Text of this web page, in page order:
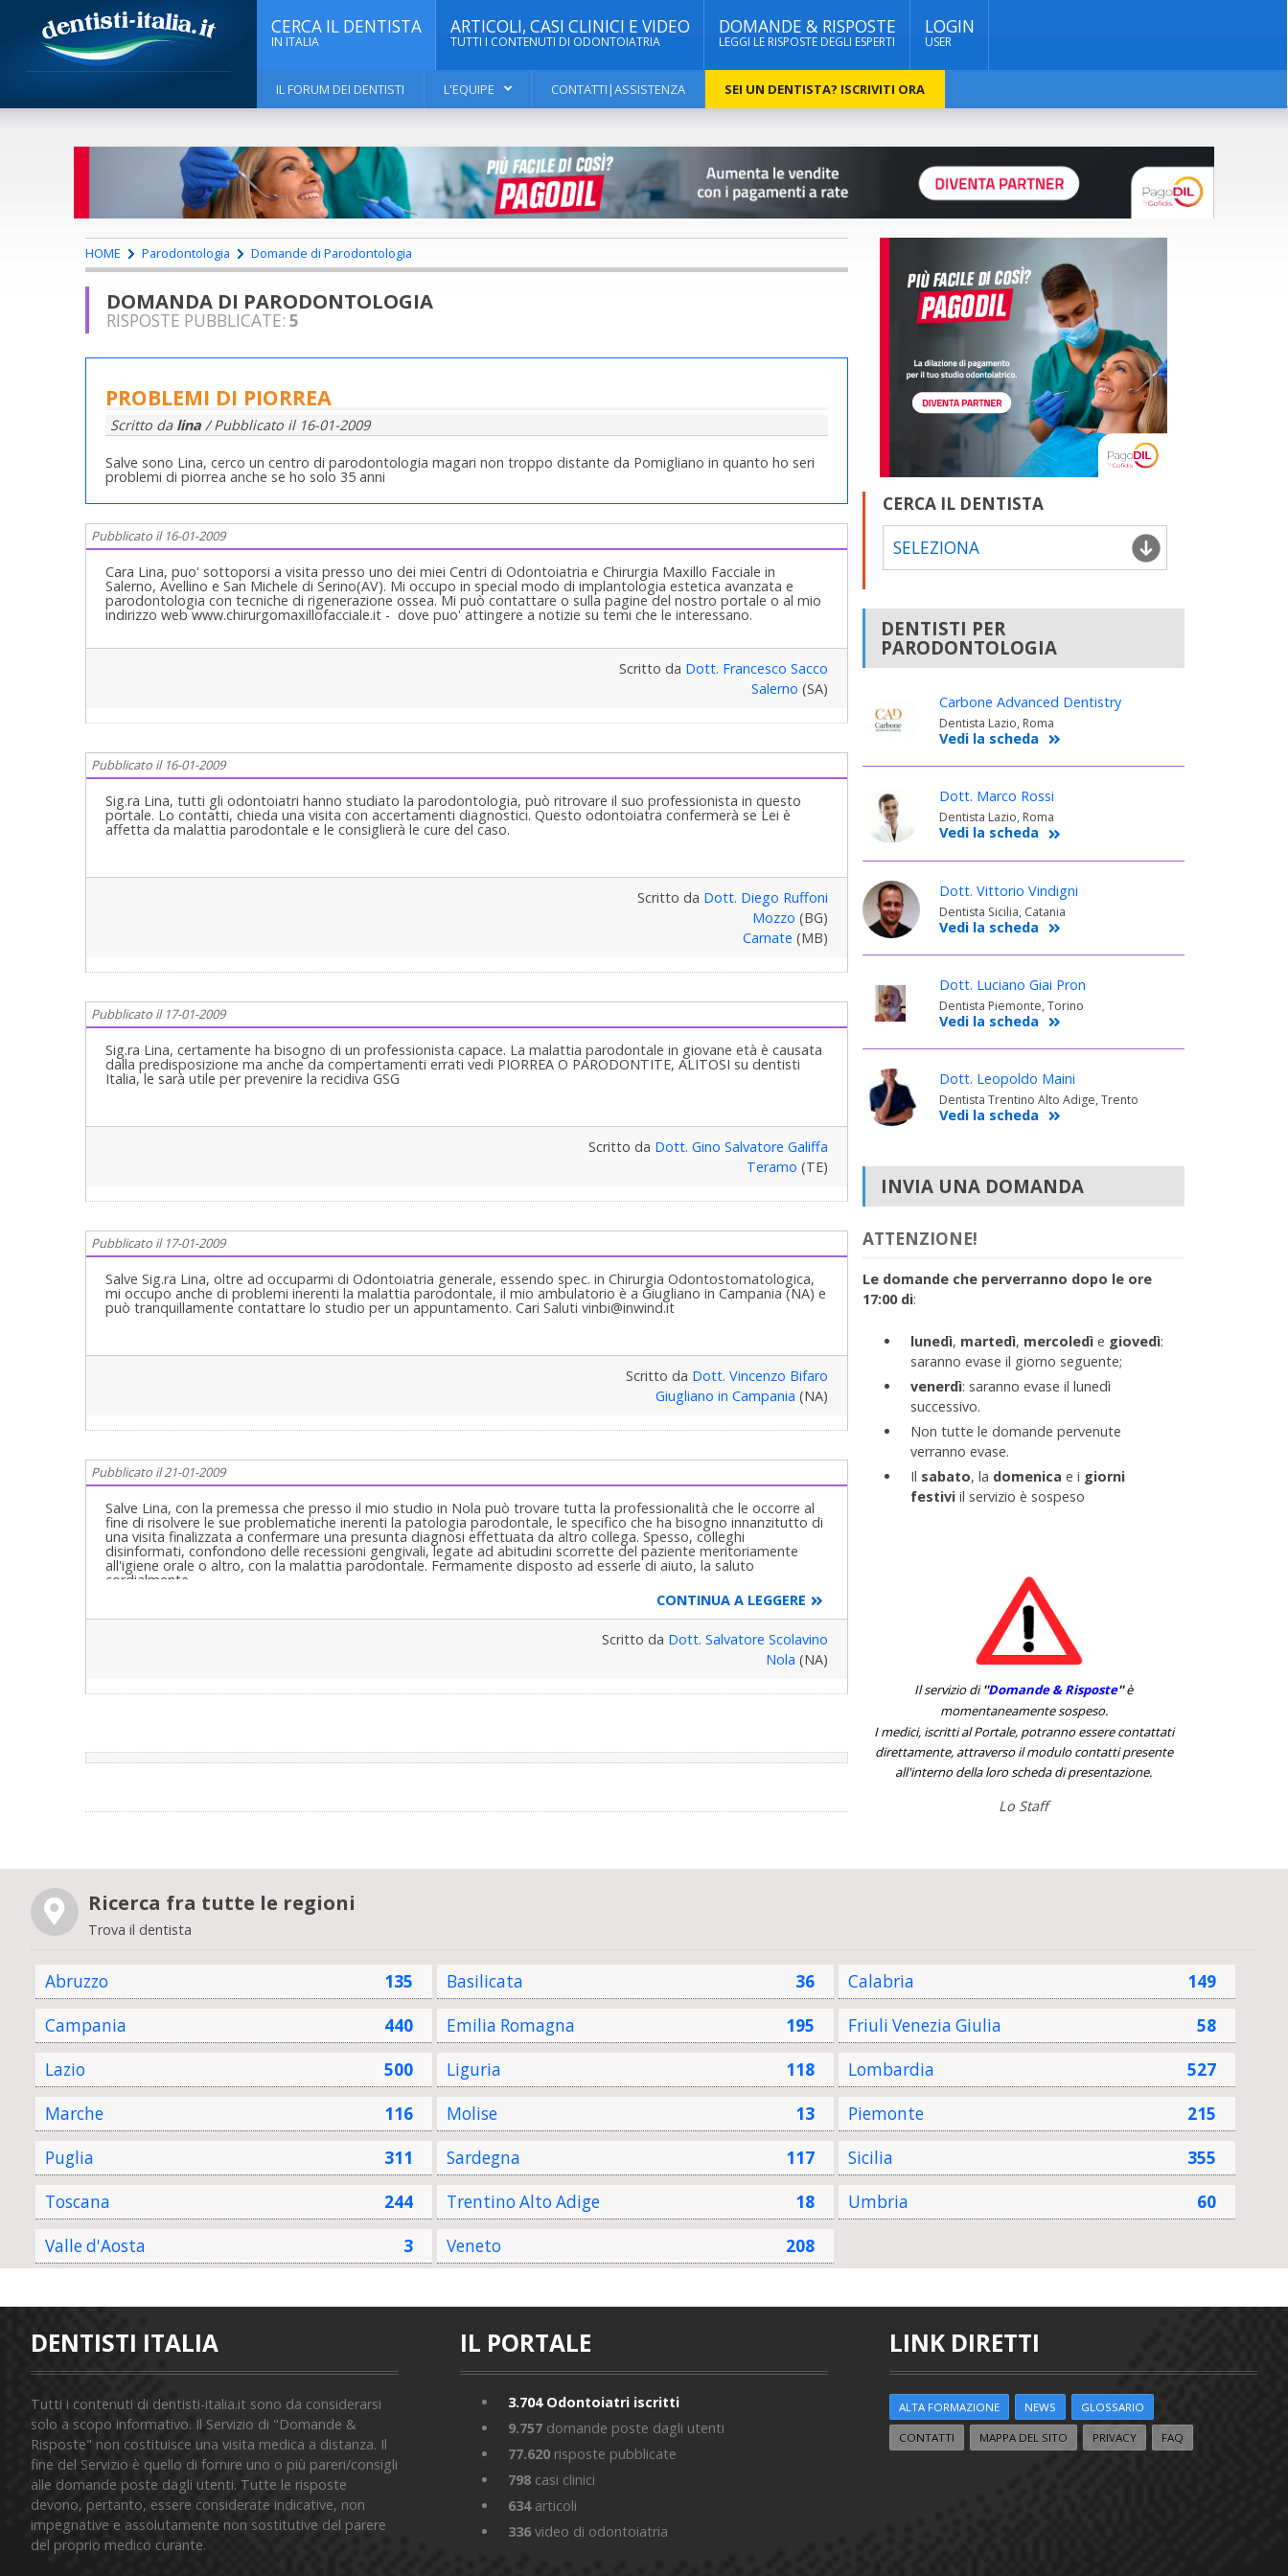
CERCA IL DENTISTA
IN ITALIA
ARTICOLI, CASI CLINICI E VIDEO
TUTTI I CONTENUTI DI ODONTOIATRIA
DOMANDE & RISPOSTE
LEGGI LE RISPOSTE DEGLI ESPERTI
LOGIN
USER
IL FORUM DEI DENTISTI L'EQUIPE CONTATTI|ASSISTENZA SEI UN DENTISTA? ISCRIVITI ORA
HOME Parodontologia Domande di Parodontologia
DOMANDA DI PARODONTOLOGIA
RISPOSTE PUBBLICATE: 5
PROBLEMI DI PIORREA
Scritto da lina / Pubblicato il 16-01-2009
Salve sono Lina, cerco un centro di parodontologia magari non troppo distante da Pomigliano in quanto ho seri
problemi di piorrea anche se ho solo 35 anni
Pubblicato il 16-01-2009
Cara Lina, puo' sottoporsi a visita presso uno dei miei Centri di Odontoiatria e Chirurgia Maxillo Facciale in
Salerno, Avellino e San Michele di Serino(AV). Mi occupo in special modo di implantologia estetica avanzata e
parodontologia con tecniche di rigenerazione ossea. Mi può contattare o sulla pagine del nostro portale o al mio
indirizzo web www.chirurgomaxillofacciale.it - dove puo' attingere a notizie su temi che le interessano.
Scritto da Dott. Francesco Sacco
Salerno (SA)
Pubblicato il 16-01-2009
Sig.ra Lina, tutti gli odontoiatri hanno studiato la parodontologia, può ritrovare il suo professionista in questo
portale. Lo contatti, chieda una visita con accertamenti diagnostici. Questo odontoiatra confermerà se Lei è
affetta da malattia parodontale e le consiglierà le cure del caso.
Scritto da Dott. Diego Ruffoni
Mozzo (BG)
Carnate (MB)
Pubblicato il 17-01-2009
Sig.ra Lina, certamente ha bisogno di un professionista capace. La malattia parodontale in giovane età è causata
dalla predisposizione ma anche da compertamenti errati vedi PIORREA O PARODONTITE, ALITOSI su dentisti
Italia, le sarà utile per prevenire la recidiva GSG
Scritto da Dott. Gino Salvatore Galiffa
Teramo (TE)
Pubblicato il 17-01-2009
Salve Sig.ra Lina, oltre ad occuparmi di Odontoiatria generale, essendo spec. in Chirurgia Odontostomatologica,
mi occupo anche di problemi inerenti la malattia parodontale, il mio ambulatorio è a Giugliano in Campania (NA) e
può tranquillamente contattare lo studio per un appuntamento. Cari Saluti vinbi@inwind.it
Scritto da Dott. Vincenzo Bifaro
Giugliano in Campania (NA)
Pubblicato il 21-01-2009
Salve Lina, con la premessa che presso il mio studio in Nola può trovare tutta la professionalità che le occorre al
fine di risolvere le sue problematiche inerenti la patologia parodontale, le specifico che ha bisogno innanzitutto di
una visita finalizzata a confermare una presunta diagnosi effettuata da altro collega. Spesso, colleghi
disinformati, confondono delle recessioni gengivali, legate ad abitudini scorrette del paziente meritoriamente
all'igiene orale o altro, con la malattia parodontale. Fermamente disposto ad esserle di aiuto, la saluto
cordialmente.
CONTINUA A LEGGERE
Scritto da Dott. Salvatore Scolavino
Nola (NA)
CERCA IL DENTISTA
SELEZIONA
DENTISTI PER
PARODONTOLOGIA
Carbone Advanced Dentistry
Dentista Lazio, Roma
Vedi la scheda
Dott. Marco Rossi
Dentista Lazio, Roma
Vedi la scheda
Dott. Vittorio Vindigni
Dentista Sicilia, Catania
Vedi la scheda
Dott. Luciano Giai Pron
Dentista Piemonte, Torino
Vedi la scheda
Dott. Leopoldo Maini
Dentista Trentino Alto Adige, Trento
Vedi la scheda
INVIA UNA DOMANDA
ATTENZIONE!
Le domande che perverranno dopo le ore
17:00 di:
lunedì, martedì, mercoledì e giovedì:
saranno evase il giorno seguente;
venerdì: saranno evase il lunedì
successivo.
Non tutte le domande pervenute
verranno evase.
Il sabato, la domenica e i giorni
festiviil servizio è sospeso
Il servizio di''Domande & Risposte''è
momentaneamente sospeso.
I medici, iscritti al Portale, potranno essere contattati
direttamente, attraverso il modulo contatti presente
all'interno della loro scheda di presentazione.
Lo Staff
Ricerca fra tutte le regioni
Trova il dentista
Abruzzo 135 Basilicata 36 Calabria
149
Campania
440 Emilia Romagna 195 Friuli Venezia Giulia
58
Lazio
500 Liguria 118 Lombardia
527
Marche
116 Molise 13 Piemonte
215
Puglia
311 Sardegna 117 Sicilia
355
Toscana
244 Trentino Alto Adige 18 Umbria
60
Valle d'Aosta
3 Veneto 208
DENTISTI ITALIA
Tutti i contenuti di dentisti-italia.it sono da considerarsi
solo a scopo informativo. Il Servizio di "Domande &
Risposte" non costituisce una visita medica a distanza. Il
fine del Servizio è quello di fornire uno o più pareri/consigli
alle domande poste dagli utenti. Tutte le risposte
devono, pertanto, essere considerate indicative, non
impegnative e assolutamente non sostitutive del parere
del proprio medico curante.
IL PORTALE
3.704Odontoiatri iscritti
9.757 domande poste dagli utenti
77.620 risposte pubblicate
798 casi clinici
634articoli
336 video di odontoiatria
LINK DIRETTI
ALTA FORMAZIONE NEWS GLOSSARIO
CONTATTI MAPPA DEL SITO PRIVACY FAQ